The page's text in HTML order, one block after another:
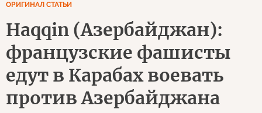
ОРИГИНАЛ СТАТЬИ
Haqqin (Азербайджан):
французские фашисты
едут в Карабах воевать
против Азербайджана